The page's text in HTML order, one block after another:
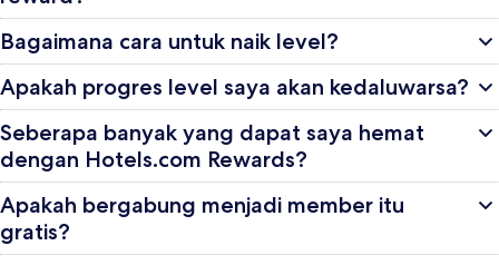
Bagaimana cara untuk naik level?
Apakah progres level saya akan kedaluwarsa?
Seberapa banyak yang dapat saya hemat
dengan Hotels.com Rewards?
Apakah bergabung menjadi member itu
gratis?